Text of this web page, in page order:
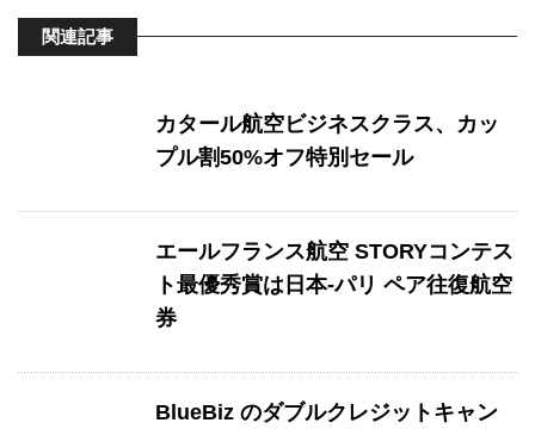
関連記事
カタール航空ビジネスクラス、カッ
プル割50%オフ特別セール
エールフランス航空 STORYコンテス
ト最優秀賞は日本-パリ ペア往復航空
券
BlueBiz のダブルクレジットキャン